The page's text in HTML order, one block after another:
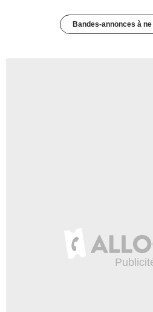
Bandes-annonces à